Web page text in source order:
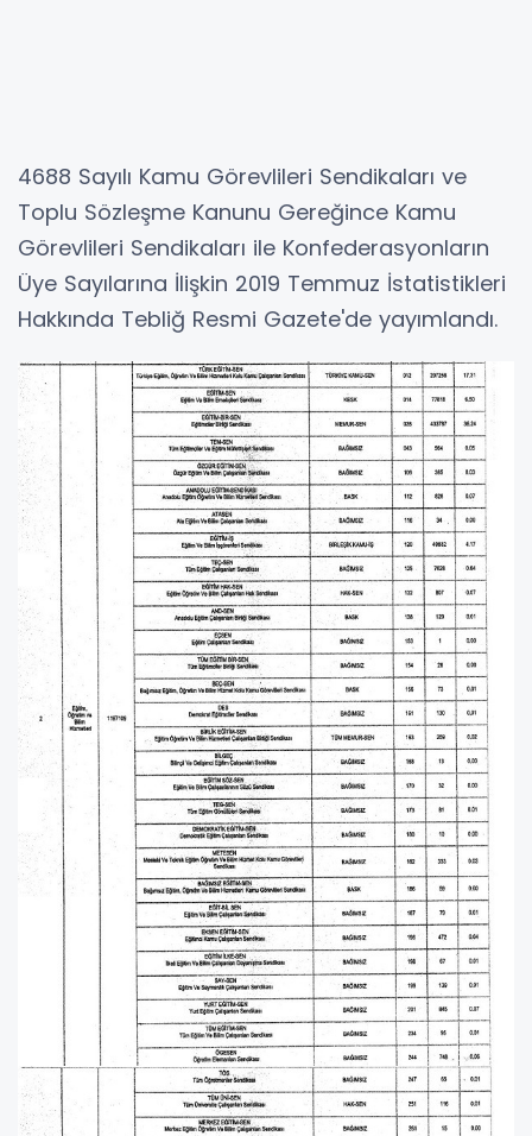
4688 Sayılı Kamu Görevlileri Sendikaları ve
Toplu Sözleşme Kanunu Gereğince Kamu
Görevlileri Sendikaları ile Konfederasyonların
Üye Sayılarına İlişkin 2019 Temmuz İstatistikleri
Hakkında Tebliğ Resmi Gazete'de yayımlandı.